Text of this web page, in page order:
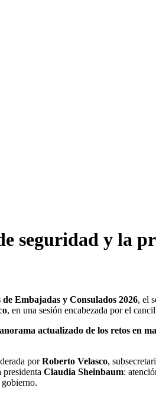
seguridad y la
Embajadas y Consulados 2026, el
, en una sesión encabezada por el
actualizado de los retos en
porRoberto Velasco,
Claudia Sheinbaum: